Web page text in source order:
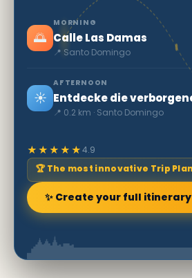
🌅
MORNING
Calle Las Damas
📍 Santo Domingo
☀️
AFTERNOON
📍 0.2 km · Santo Domingo
★★★★★4.9
🏆 The most innovative Trip
✨ Create your full